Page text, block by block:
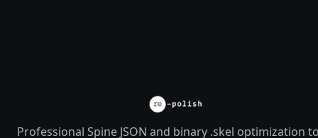
Professional Spine JSON and binary .skel optimization